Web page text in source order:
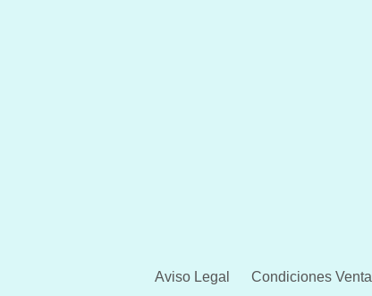
Aviso Legal Condiciones Venta